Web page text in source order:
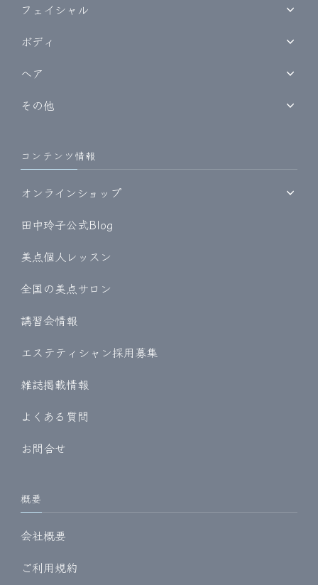
フェイシャル
ボディ
ヘア
その他
コンテンツ情報
オンラインショップ
田中玲子公式Blog
美点個人レッスン
全国の美点サロン
講習会情報
エステティシャン採用募集
雑誌掲載情報
よくある質問
お問合せ
概要
会社概要
ご利用規約